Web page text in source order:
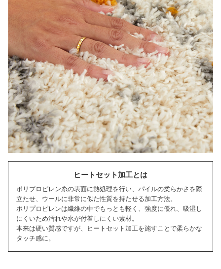
ヒートセット加工とは
ポリプロピレン糸の表面に熱処理を行い、パイルの柔らかさを際
立たせ、ウールに非常に似た性質を持たせる加工方法。
ポリプロピレンは繊維の中でもっとも軽く、強度に優れ、吸湿し
にくいため汚れや水が付着しにくい素材。
本来は硬い質感ですが、ヒートセット加工を施すことで柔らかな
タッチ感に。